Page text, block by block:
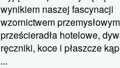
wynikiem naszej fascynacji
wzornictwem
prześcieradła hotelowe,
ręczniki, koce i płaszcze
...